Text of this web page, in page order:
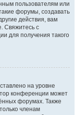
пользователям или
форумы, создавать
действия, вам
Свяжитесь с
для получения такого
на уровне
конференции может
форумах. Также
членам